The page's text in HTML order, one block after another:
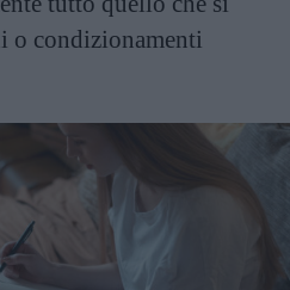
o condizionamenti